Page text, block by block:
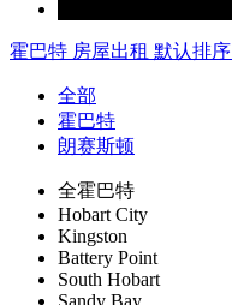
霍巴特 房屋出租 默认排序
全部
霍巴特
朗赛斯顿
全霍巴特
Hobart City
Kingston
Battery Point
South Hobart
Sandy Bay